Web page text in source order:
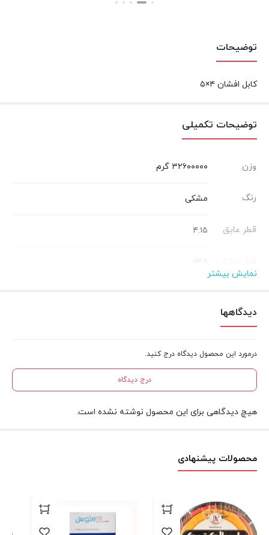
توضیحات
کابل افشان ۴×۵
توضیحات تکمیلی
وزن ۳۲۶۰۰۰۰۰ گرم
رنگ مشکی
قطر عایق ۴.۱۵
۱۳.۶
جنس هادی
آنالیز ۰.۲۸۳×۵۶
جنس عایق پی‌وی‌سی(PVC)
نمایش بیشتر
دیدگاهها
درمورد این محصول دیدگاه درج کنید.
درج دیدگاه
هیچ دیدگاهی برای این محصول نوشته نشده است.
محصولات پیشنهادی